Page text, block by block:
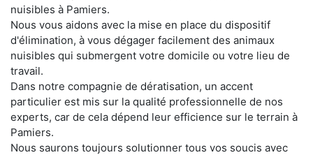
nuisibles à Pamiers.
Nous vous aidons avec la mise en place du dispositif
d'élimination, à vous dégager facilement des animaux
nuisibles qui submergent votre domicile ou votre lieu de
travail.
Dans notre compagnie de dératisation, un accent
particulier est mis sur la qualité professionnelle de nos
experts, car de cela dépend leur efficience sur le terrain à
Pamiers.
Nous saurons toujours solutionner tous vos soucis avec